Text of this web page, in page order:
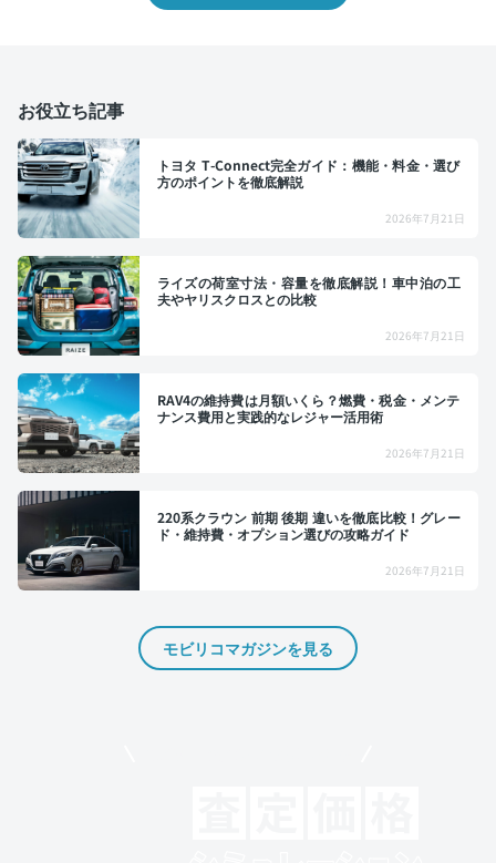
お役立ち記事
トヨタ T-Connect完全ガイド：機能・料金・選び
方のポイントを徹底解説
2026年7月21日
ライズの荷室寸法・容量を徹底解説！車中泊の工
夫やヤリスクロスとの比較
2026年7月21日
RAV4の維持費は月額いくら？燃費・税金・メンテ
ナンス費用と実践的なレジャー活用術
2026年7月21日
220系クラウン 前期 後期 違いを徹底比較！グレー
ド・維持費・オプション選びの攻略ガイド
2026年7月21日
モビリコマガジンを見る